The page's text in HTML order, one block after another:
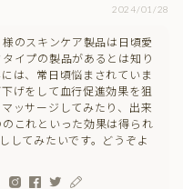
2024/01/28
様のスキンケア製品は日頃愛
イプの製品があるとは知り
は、常日頃悩まされていま
げをして血行促進効果を狙
ッサージしてみたり、出来
これといった効果は得られ
してみたいです。どうぞよ